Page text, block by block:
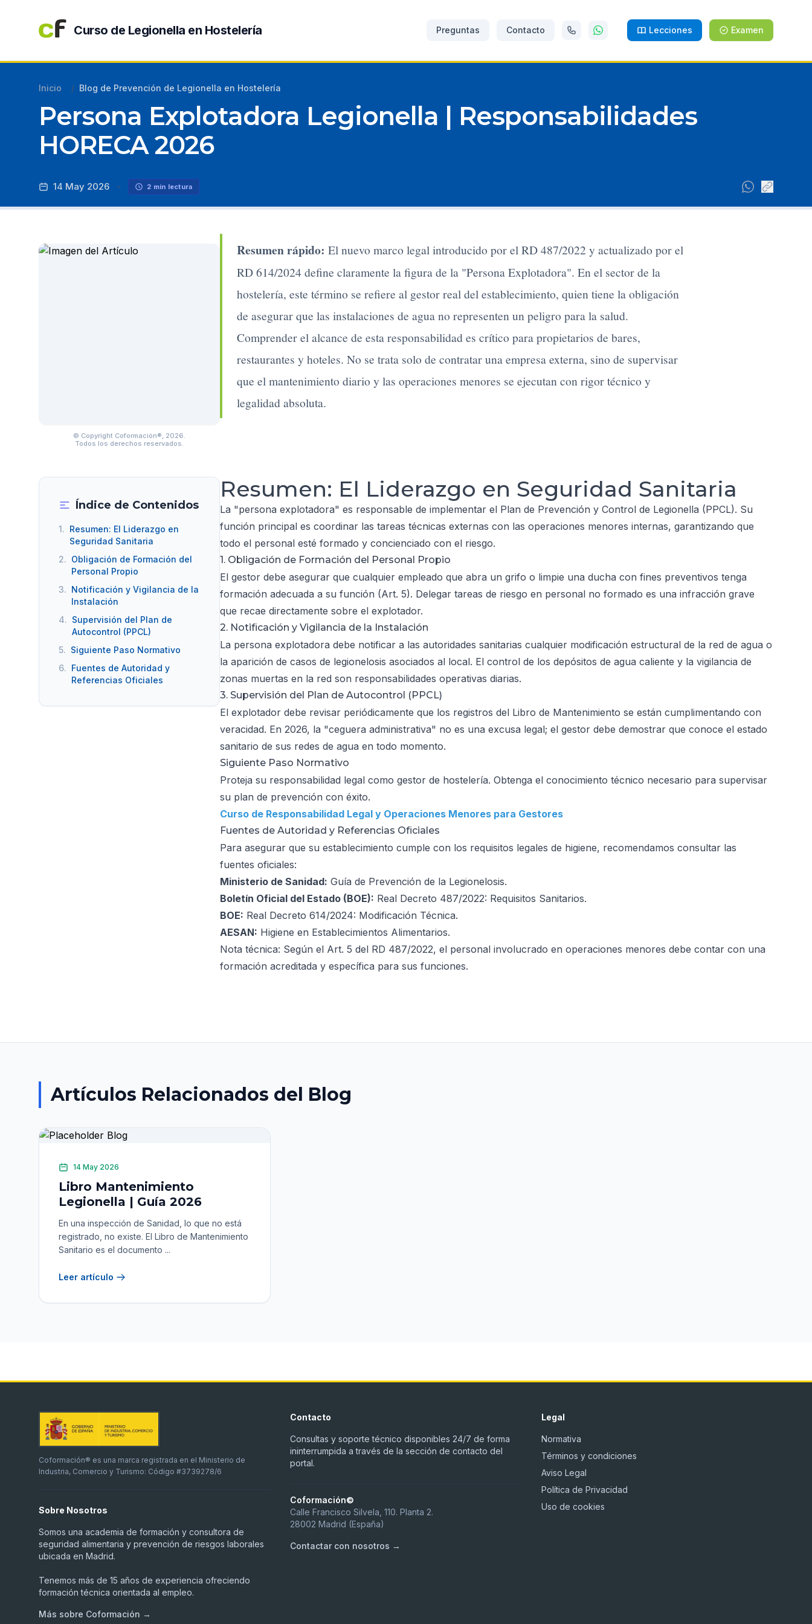
Curso de Legionella en Hostelería Preguntas Contacto Lecciones Examen
Inicio / Blog de Prevención de Legionella en Hostelería
Persona Explotadora Legionella | Responsabilidades
HORECA 2026
14 May 2026 - 2 min lectura
© Copyright Coformación®, 2026.
Todos los derechos reservados.
Resumen rápido: El nuevo marco legal introducido por el RD 487/2022 y actualizado por el
RD 614/2024 define claramente la figura de la "Persona Explotadora". En el sector de la
hostelería, este término se refiere al gestor real del establecimiento, quien tiene la obligación
de asegurar que las instalaciones de agua no representen un peligro para la salud.
Comprender el alcance de esta responsabilidad es crítico para propietarios de bares,
restaurantes y hoteles. No se trata solo de contratar una empresa externa, sino de supervisar
que el mantenimiento diario y las operaciones menores se ejecutan con rigor técnico y
legalidad absoluta.
Índice de Contenidos
1. Resumen: El Liderazgo en
Seguridad Sanitaria
2. Obligación de Formación del
Personal Propio
3. Notificación y Vigilancia de la
Instalación
4. Supervisión del Plan de
Autocontrol (PPCL)
5. Siguiente Paso Normativo
6. Fuentes de Autoridad y
Referencias Oficiales
Resumen: El Liderazgo en Seguridad Sanitaria
La "persona explotadora" es responsable de implementar el Plan de Prevención y Control de Legionella (PPCL). Su
función principal es coordinar las tareas técnicas externas con las operaciones menores internas, garantizando que
todo el personal esté formado y concienciado con el riesgo.
1. Obligación de Formación del Personal Propio
El gestor debe asegurar que cualquier empleado que abra un grifo o limpie una ducha con fines preventivos tenga
formación adecuada a su función (Art. 5). Delegar tareas de riesgo en personal no formado es una infracción grave
que recae directamente sobre el explotador.
2. Notificación y Vigilancia de la Instalación
La persona explotadora debe notificar a las autoridades sanitarias cualquier modificación estructural de la red de agua o
la aparición de casos de legionelosis asociados al local. El control de los depósitos de agua caliente y la vigilancia de
zonas muertas en la red son responsabilidades operativas diarias.
3. Supervisión del Plan de Autocontrol (PPCL)
El explotador debe revisar periódicamente que los registros del Libro de Mantenimiento se están cumplimentando con
veracidad. En 2026, la "ceguera administrativa" no es una excusa legal; el gestor debe demostrar que conoce el estado
sanitario de sus redes de agua en todo momento.
Siguiente Paso Normativo
Proteja su responsabilidad legal como gestor de hostelería. Obtenga el conocimiento técnico necesario para supervisar
su plan de prevención con éxito.
Curso de Responsabilidad Legal y Operaciones Menores para Gestores
Fuentes de Autoridad y Referencias Oficiales
Para asegurar que su establecimiento cumple con los requisitos legales de higiene, recomendamos consultar las
fuentes oficiales:
Ministerio de Sanidad: Guía de Prevención de la Legionelosis.
Boletín Oficial del Estado (BOE): Real Decreto 487/2022: Requisitos Sanitarios.
BOE: Real Decreto 614/2024: Modificación Técnica.
AESAN: Higiene en Establecimientos Alimentarios.
Nota técnica: Según el Art. 5 del RD 487/2022, el personal involucrado en operaciones menores debe contar con una
formación acreditada y específica para sus funciones.
Artículos Relacionados del Blog
14 May 2026
Libro Mantenimiento
Legionella | Guía 2026
En una inspección de Sanidad, lo que no está
registrado, no existe. El Libro de Mantenimiento
Sanitario es el documento ...
Leer artículo
Coformación® es una marca registrada en el Ministerio de
Industria, Comercio y Turismo: Código #3739278/6
Sobre Nosotros
Somos una academia de formación y consultora de
seguridad alimentaria y prevención de riesgos laborales
ubicada en Madrid.
Tenemos más de 15 años de experiencia ofreciendo
formación técnica orientada al empleo.
Más sobre Coformación →
Contacto
Consultas y soporte técnico disponibles 24/7 de forma
ininterrumpida a través de la sección de contacto del
portal.
Coformación©
Calle Francisco Silvela, 110. Planta 2.
28002 Madrid (España)
Contactar con nosotros →
Legal
Normativa
Términos y condiciones
Aviso Legal
Política de Privacidad
Uso de cookies